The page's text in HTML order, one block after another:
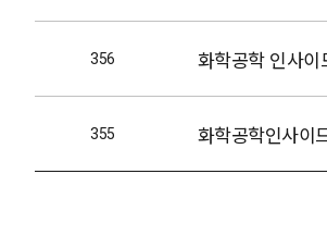
356 화학공학 인사
355 화학공학인사이